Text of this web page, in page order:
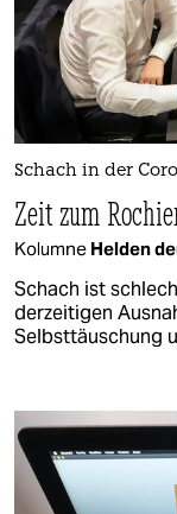
Schach in der
Zeit zum
Kolumne Helden
Schach ist
derzeitigen
Selbsttäuschung